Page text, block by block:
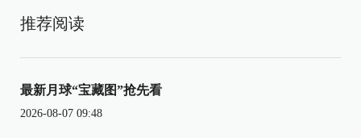
推荐阅读
最新月球“宝藏图”抢先看
2026-08-07 09:48